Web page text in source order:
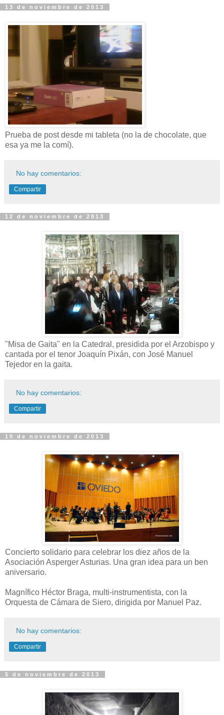
13 de noviembre de 2013
Prueba de post desde mi tableta (no la de chocolate, que
esa ya me la comí).
No hay comentarios:
Compartir
12 de noviembre de 2013
"Misa de Gaita" en la Catedral, presidida por el Arzobispo y
cantada por el tenor Joaquín Pixán, con José Manuel
Tejedor en la gaita.
No hay comentarios:
Compartir
10 de noviembre de 2013
Concierto solidario para celebrar los diez años de la
Asociación Asperger Asturias. Una gran idea para un ben
aniversario.
Magnífico Héctor Braga, multi-instrumentista, con la
Orquesta de Cámara de Siero, dirigida por Manuel Paz.
No hay comentarios:
Compartir
5 de noviembre de 2013